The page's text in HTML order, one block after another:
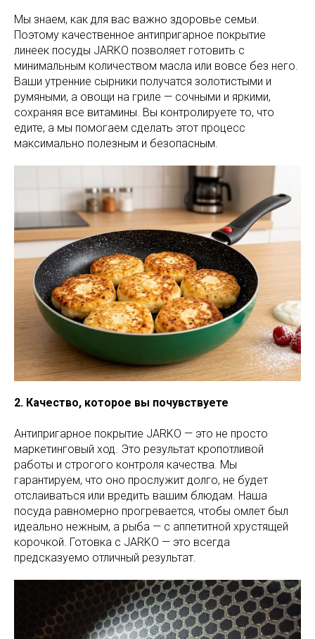
Мы знаем, как для вас важно здоровье семьи.
Поэтому качественное антипригарное покрытие
линеек посуды JARKO позволяет готовить с
минимальным количеством масла или вовсе без него.
Ваши утренние сырники получатся золотистыми и
румяными, а овощи на гриле — сочными и яркими,
сохраняя все витамины. Вы контролируете то, что
едите, а мы помогаем сделать этот процесс
максимально полезным и безопасным.
2. Качество, которое вы почувствуете
Антипригарное покрытие JARKO — это не просто
маркетинговый ход. Это результат кропотливой
работы и строгого контроля качества. Мы
гарантируем, что оно прослужит долго, не будет
отслаиваться или вредить вашим блюдам. Наша
посуда равномерно прогревается, чтобы омлет был
идеально нежным, а рыба — с аппетитной хрустящей
корочкой. Готовка с JARKO — это всегда
предсказуемо отличный результат.